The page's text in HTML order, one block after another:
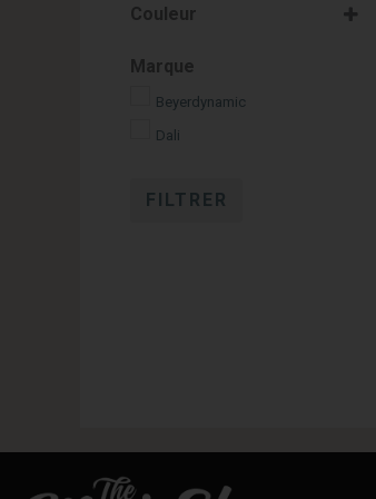
Couleur
Noir
Marque
Beyerdynamic
Dali
FILTRER